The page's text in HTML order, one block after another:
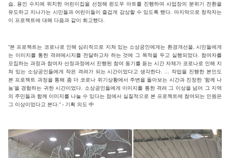
숍, 용인 수지에 위치한 어린이집을 선정해 윈도우 아트를 진행하여 사업장의 분위기 전환을
유도하고 지나가는 시민들과 어린이들이 즐겁게 감상할 수 있도록 했다. 마지막으로 창작자는
이 프로젝트에 대해 다음과 같이 회고했다.
“본 프로젝트는 코로나로 인해 심리적으로 지쳐 있는 소상공인에게는 환경개선을, 시민들에게
는 이미지를 통한 격려메시지를 전달하고자 하는 것에 그 목적을 두고 실행되었다. 참여자를
모집하는 과정과 참여자 선정과정에서 진행된 참여 동기를 듣는 시간 자체가 코로나로 인해 지
쳐 있는 소상공인들에게 작은 격려가 되는 시간이었다고 생각한다. … 작업을 진행한 본인도
본 프로젝트 과정을 통해 좀 더 코로나 위기상황에서 주변을 돌아보는 시간과 진정한 ‘함께 나
눔’을 경험하는 귀한 시간이었다. 소상공인들에게 이미지를 통한 격려 그 이상을 넘어 그 지역
의 주민들과 함께 이미지를 나눌 수 있다는 점에서 실질적으로 본 프로젝트에 참여되는 인원은
그 이상이었다고 본다.” - 기획 의도 中